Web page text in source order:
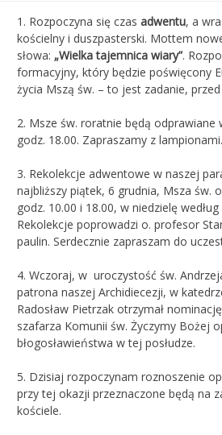
1. Rozpoczyna się czas adwentu, a
kościelny i duszpasterski. Mottem
słowa: „Wielka tajemnica wiary”.
formacyjny, który będzie poświęcony
życia Mszą św. – to jest zadanie,
2. Msze św. roratnie będą
godz. 18.00. Zapraszamy z lampionami.
3. Rekolekcje adwentowe w naszej
najbliższy piątek, 6 grudnia, Msza św.
godz. 10.00 i 18.00, w niedzielę
Rekolekcje poprowadzi o. profesor
paulin. Serdecznie zapraszam do
4. Wczoraj, w uroczystość św.
patrona naszej Archidiecezji, w
Radosław Pietrzak otrzymał
szafarza Komunii św. Życzymy Bożej
błogosławieństwa w tej posłudze.
5. Dzisiaj rozpoczynam roznoszenie
przy tej okazji przeznaczone będą na
kościele.